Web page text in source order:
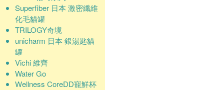
Superfiber 日本 激密纖維
化毛貓罐
TRILOGY奇境
unicharm 日本 銀湯匙貓
罐
Vichi 維齊
Water Go
Wellness CoreDD寵鮮杯